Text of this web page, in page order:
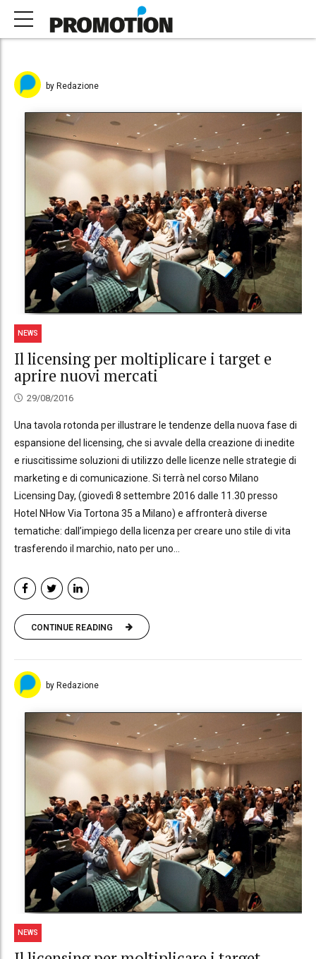
by Redazione
NEWS
Il licensing per moltiplicare i target e
aprire nuovi mercati
29/08/2016
Una tavola rotonda per illustrare le tendenze della nuova fase di
espansione del licensing, che si avvale della creazione di inedite
e riuscitissime soluzioni di utilizzo delle licenze nelle strategie di
marketing e di comunicazione. Si terrà nel corso Milano
Licensing Day, (giovedì 8 settembre 2016 dalle 11.30 presso
Hotel NHow Via Tortona 35 a Milano) e affronterà diverse
tematiche: dall’impiego della licenza per creare uno stile di vita
trasferendo il marchio, nato per uno...
CONTINUE READING
by Redazione
NEWS